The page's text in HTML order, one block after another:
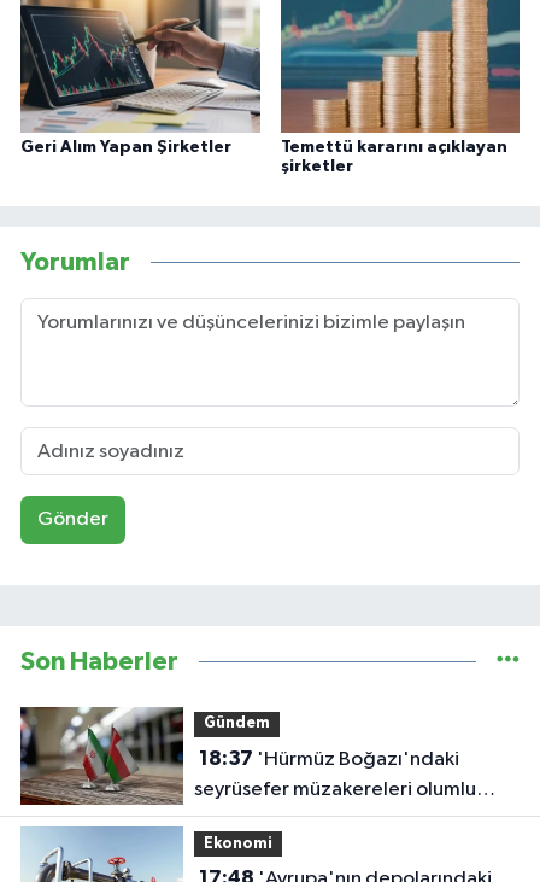
Geri Alım Yapan Şirketler
Temettü kararını açıklayan
şirketler
Yorumlar
Gönder
Son Haberler
Gündem
18:37
seyrüsefer müzakereleri olumlu
ilerliyor'
Ekonomi
17:48